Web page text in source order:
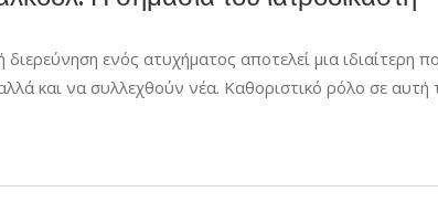
διερεύνηση ενός ατυχήματος αποτελεί μια
και να συλλεχθούν νέα. Καθοριστικό ρόλο σε αυτή